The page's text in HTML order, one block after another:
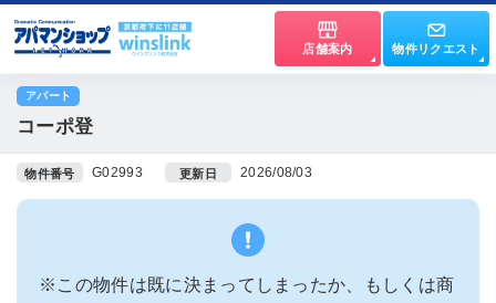
店舗案内 物件リクエスト
アパート
コーポ登
物件番号 G02993 更新日 2026/08/03
※この物件は既に決まってしまったか、もしくは商